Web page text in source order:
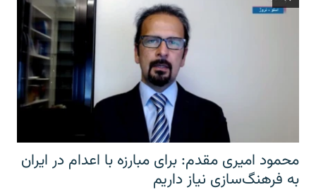
محمود امیری مقدم: برای مبارزه با اعدام در ایران
به فرهنگ‌سازی نیاز داریم